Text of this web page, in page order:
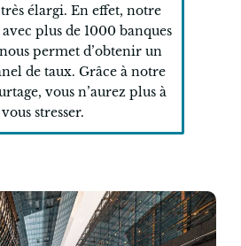
élargi. En effet, notre
plus de 1000 banques
permet d’obtenir un
de taux. Grâce à notre
vous n’aurez plus à
vous stresser.